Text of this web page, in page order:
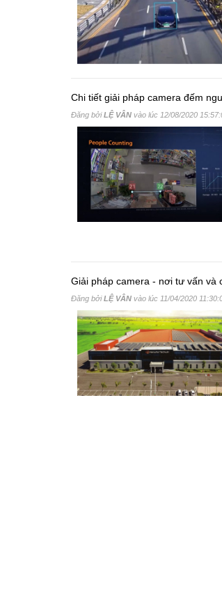
Chi tiết giải pháp camera đếm
Đăng bởiLỆ VÂN vào lúc 12/08/2020
Giải pháp camera - nơi tư vấn và
Đăng bởiLỆ VÂN vào lúc 11/04/2020